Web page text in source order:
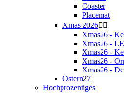
Coaster
Placemat
Xmas 2026 
Xmas26 -
Xmas26 -
Xmas26 -
Xmas26 -
Xmas26 -
Ostern27
Hochprozentiges